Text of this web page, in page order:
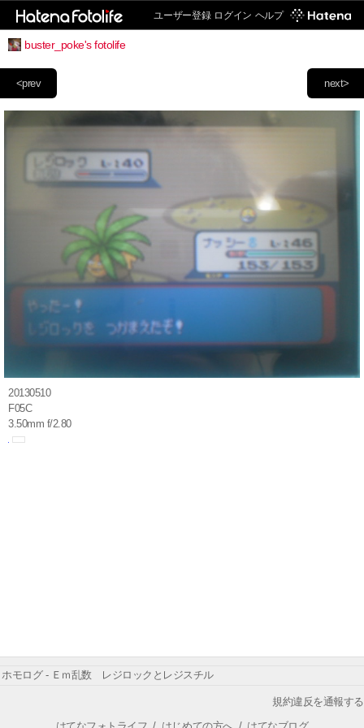
ユーザー登録 ログイン ヘルプ
buster_poke's fotolife
next>
<prev
20130510
F05C
3.50mm f/2.80
ホモログ - Ｅｍ乱数 レジロックとレジスチル
規約違反を通報する